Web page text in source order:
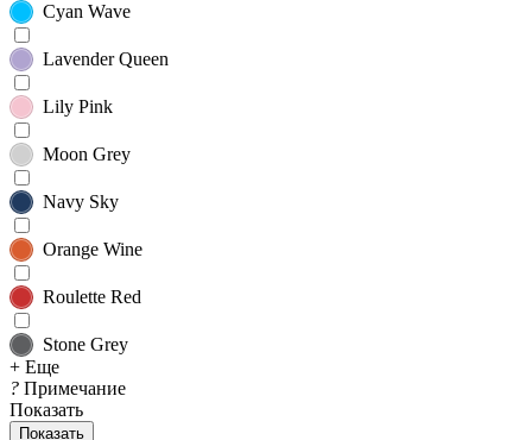
Cyan Wave
Lavender Queen
Lily Pink
Moon Grey
Navy Sky
Orange Wine
Roulette Red
Stone Grey
+ Еще
? Примечание
Показать
Показать